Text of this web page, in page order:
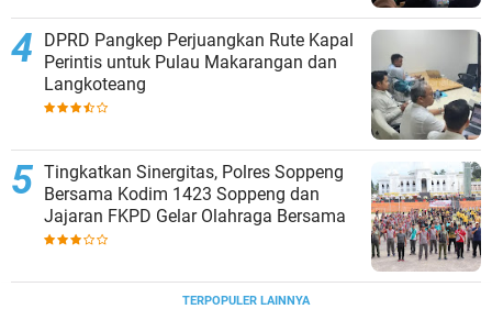
DPRD Pangkep Perjuangkan Rute Kapal
Perintis untuk Pulau Makarangan dan
Langkoteang
Tingkatkan Sinergitas, Polres Soppeng
Bersama Kodim 1423 Soppeng dan
Jajaran FKPD Gelar Olahraga Bersama
TERPOPULER LAINNYA